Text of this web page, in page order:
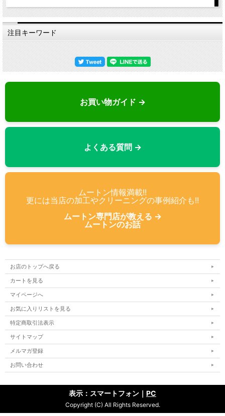
注目キーワード
お買い物ガイド →
よくある質問 →
ムートン情報満載!!
更には当店の加工やクリーニングの事例紹介も!!
ムートン専門店が教える →
ムートンのお話
お店のトップへ戻る
カートを見る
マイページへ
お気に入りリストを見る
特定商取引法表示
サイトマップ
メルマガ登録
お問い合わせ
表示：スマートフォン｜ PC
Copyright (C) All Rights Reserved.